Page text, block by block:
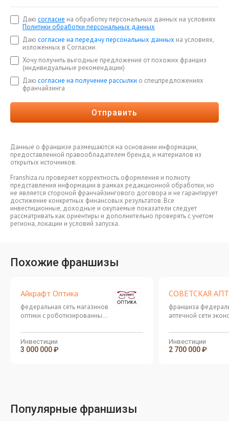
Даю согласие на обработку персональных данных на условиях
Политики обработки персональных данных
Даю согласие на передачу персональных данных на условиях,
изложенных в Согласии.
Хочу получить выгодные предложения от похожих франшиз
(индивидуальные рекомендации)
Даю согласие на получение рассылки о спецпредложениях
франчайзинга
Отправить
Данные о франшизе размещаются на основании информации,
предоставленной правообладателем бренда, и материалов из
открытых источников.
Franshiza.ru проверяет корректность оформления и полноту
представления информации в рамках редакционной обработки, но
не является стороной франчайзингового договора и не гарантирует
достижение конкретных финансовых результатов. Все
инвестиционные, доходные и окупаемые показатели следует
рассматривать как ориентиры и дополнительно проверять с учетом
региона, локации и условий запуска.
Похожие франшизы
Айкрафт Оптика
федеральная сеть магазинов
оптики с роботизированным
Инвестиции
3 000 000 ₽
СОВЕТСКАЯ
франшиза
аптечной сети
Инвестиции
2 700 000 ₽
Популярные франшизы